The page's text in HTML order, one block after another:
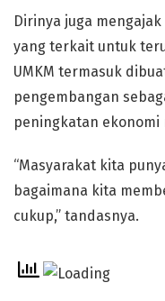
Dirinya juga
yang terkait untuk
UMKM termasuk
pengembangan
peningkatan ekonomi
“Masyarakat kita
bagaimana kita
cukup,” tandasnya.